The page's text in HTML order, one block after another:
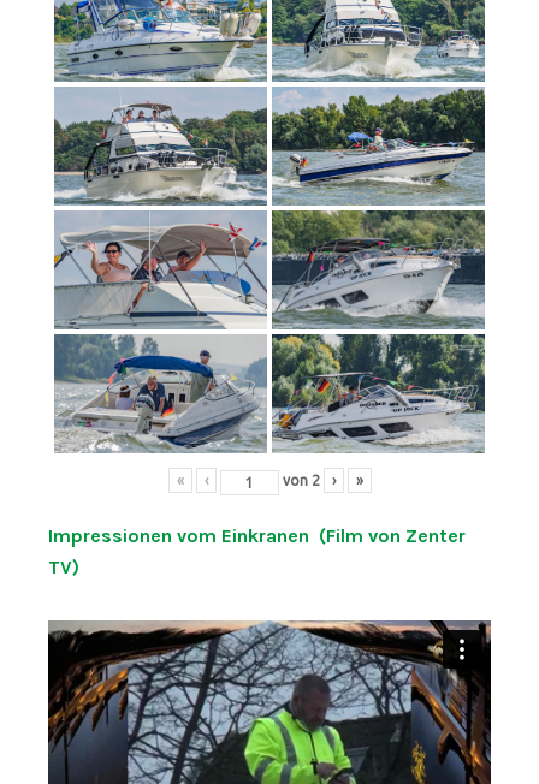
« ‹ von 2 › »
Impressionen vom Einkranen (Film von Zenter
TV)